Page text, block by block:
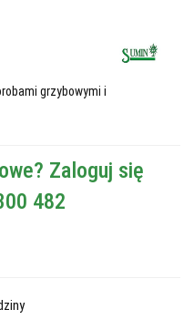
grzybowymi i
Zaloguj się
482